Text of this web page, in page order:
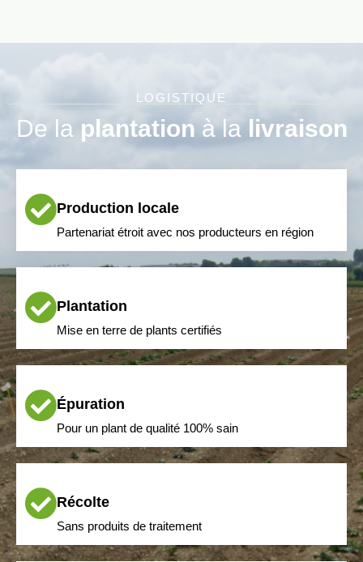
LOGISTIQUE
De la plantationà lalivraison
Production locale
Partenariat étroit avec nos producteurs en région
Plantation
Mise en terre de plants certifiés
Épuration
Pour un plant de qualité 100% sain
Récolte
Sans produits de traitement